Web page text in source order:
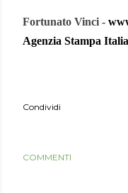
Fortunato Vinci -
Agenzia Stampa Italia
Condividi
COMMENTI